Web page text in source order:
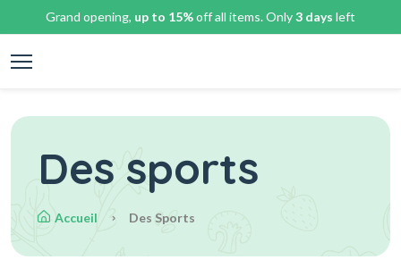
Grand opening, up to 15%off all items. Only3 days left
Des sports
Accueil Des Sports